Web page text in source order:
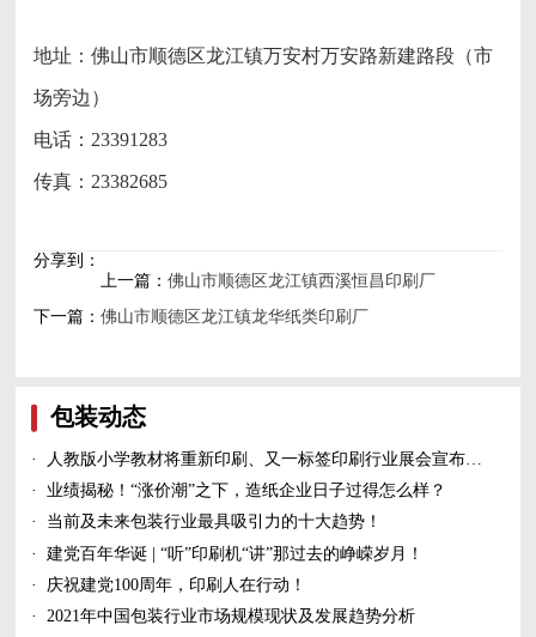
地址：佛山市顺德区龙江镇万安村万安路新建路段（市
场旁边）
电话：23391283
传真：23382685
分享到：
上一篇： 佛山市顺德区龙江镇西溪恒昌印刷厂
下一篇： 佛山市顺德区龙江镇龙华纸类印刷厂
包装动态
·
人教版小学教材将重新印刷、又一标签印刷行业展会宣布延期、5家造纸及包装印刷富豪上榜新财富500富人榜......
·
业绩揭秘！“涨价潮”之下，造纸企业日子过得怎么样？
·
当前及未来包装行业最具吸引力的十大趋势！
·
建党百年华诞 | “听”印刷机“讲”那过去的峥嵘岁月！
·
庆祝建党100周年，印刷人在行动！
·
2021年中国包装行业市场规模现状及发展趋势分析